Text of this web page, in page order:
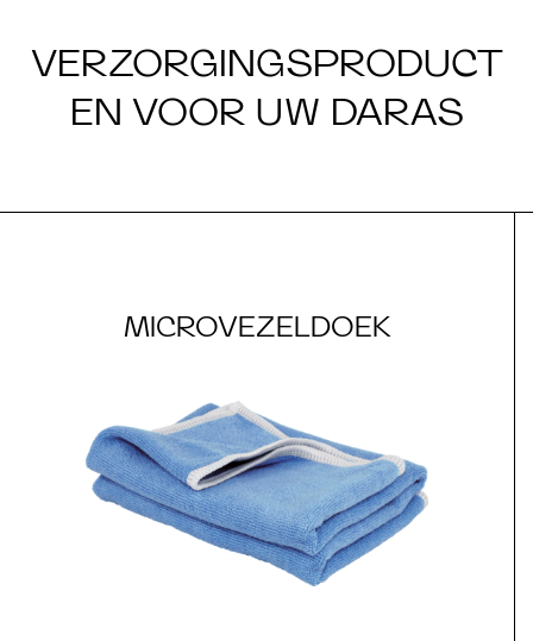
VERZORGINGSPRODUCT
EN VOOR UW DARAS
MICROVEZELDOEK